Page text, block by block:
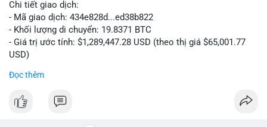
Chi tiết giao dịch:
- Mã giao dịch: 434e828d...ed38b822
- Khối lượng di chuyển: 19.8371 BTC
- Giá trị ước tính: $1,289,447.28 USD (theo thị giá $65,001.77
USD)
Giao dịch gần 1.3 triệu USD được thực hiện trong khung giờ
Đọc thêm